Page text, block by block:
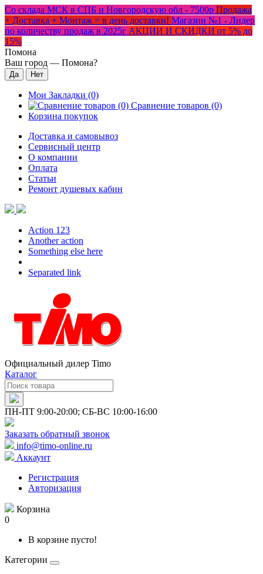
Со склада МСК в СПБ и Новгородскую обл - 7500р Продажа
+ Доставка + Монтаж = в день доставки! Магазин №1 - Лидер
по количеству продаж в 2025г АКЦИИ И СКИДКИ от 5% до
15%
Помона
Ваш город — Помона?
Мои Закладки (0)
Сравнение товаров (0)
Корзина покупок
Доставка и самовывоз
Сервисный центр
О компании
Оплата
Статьи
Ремонт душевых кабин
Action 123
Another action
Something else here
Separated link
Официальный дилер Timo
Каталог
ПН-ПТ 9:00-20:00; СБ-ВС 10:00-16:00
Заказать обратный звонок
info@timo-online.ru
Аккаунт
Регистрация
Авторизация
Корзина
0
В корзине пусто!
Категории